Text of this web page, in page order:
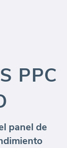
PPC
panel de